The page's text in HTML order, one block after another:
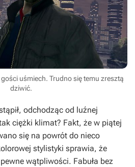
uśmiech. Trudno się temu zresztą
dziwić.
odchodząc od luźnej
ciężki klimat? Fakt, że w piątej
się na powrót do nieco
stylistyki sprawia, że
wątpliwości. Fabuła bez